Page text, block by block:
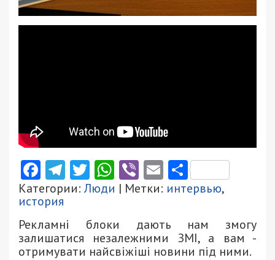
Facebook
Telegram
Twitter
WhatsApp
ViberEmail
Категории:Люди | Метки: интервью,
история
Рекламні блоки дають нам змогу
залишатися незалежними ЗМІ, а вам -
отримувати найсвіжіші новини під ними.